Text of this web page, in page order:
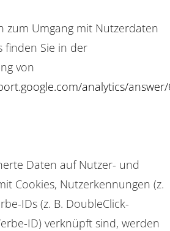
zum Umgang mit Nutzerdaten
finden Sie in der
von
analytics/answer/
Daten auf Nutzer- und
Cookies, Nutzerkennungen (z.
IDs (z. B. DoubleClick-
ID) verknüpft sind, werden